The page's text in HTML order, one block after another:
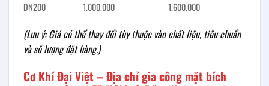
DN200
1.000.000 1.600.000
(Lưu ý: Giá có thể thay đổi tùy thuộc vào chất liệu, tiêu chuẩn
và số lượng đặt hàng.)
Cơ Khí Đại Việt – Địa chỉ gia công mặt bích